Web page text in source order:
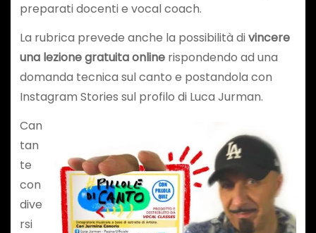
preparati docenti e vocal coach.
La rubrica prevede anche la possibilità divincere
una lezione gratuita onlinerispondendo ad una
domanda tecnica sul canto e postandola con
Instagram Stories sul profilo di Luca Jurman.
Can
tan
te
con
dive
rsi